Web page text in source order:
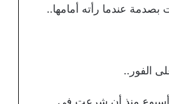
عندما رأته أمامها..
الفور..